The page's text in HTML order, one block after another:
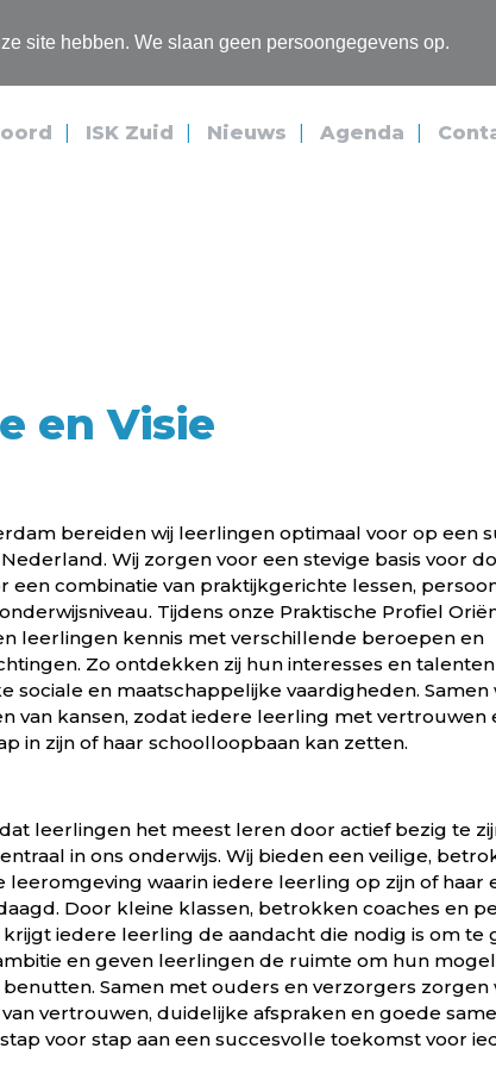
site hebben. We slaan geen persoongegevens op.
ISK Zuid Nieuws Agenda
en Visie
bereiden wij leerlingen optimaal voor op een
Wij zorgen voor een stevige basis voor
een combinatie van praktijkgerichte lessen,
Tijdens onze Praktische Profiel
leerlingen kennis met verschillende beroepen en
Zo ontdekken zij hun interesses en
sociale en maatschappelijke vaardigheden.
van kansen, zodat iedere leerling met vertrouwen
in zijn of haar schoolloopbaan kan zetten.
leerlingen het meest leren door actief bezig te
in ons onderwijs. Wij bieden een veilige,
leeromgeving waarin iedere leerling op zijn of haar
Door kleine klassen, betrokken coaches en
iedere leerling de aandacht die nodig is om te
en geven leerlingen de ruimte om hun
benutten. Samen met ouders en verzorgers zorgen
vertrouwen, duidelijke afspraken en goede
voor stap aan een succesvolle toekomst voor